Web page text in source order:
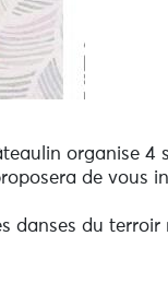
organise 4
de vous
danses du